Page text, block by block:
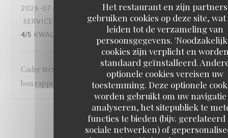
Het restaurant en zijn partners
gebruiken cookies op deze site,
leiden tot de verzameling van
persoonsgegevens.
cookies zijn verplicht en
standaard geïnstalleerd.
optionele cookies vereisen uw
toestemming. Deze optionele
worden gebruikt om uw
analyseren, het sitepubliek te
functies te bieden (bijv. gerelateerd
sociale netwerken) of
2026-07-09
- 12:00 - GASTEN 7
SERVICE
ATMOSFEER: 5/5 KEUKEN:
4/5 KWALITEIT / PRIJS 5/5
Cadre très appréciable, plats copieux et très bon. Très
bon rapport qualité prix
1 2 3